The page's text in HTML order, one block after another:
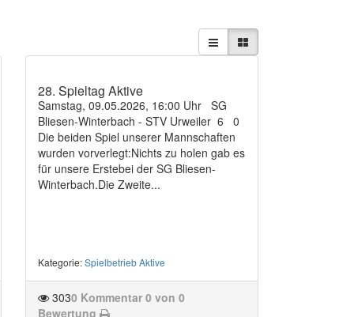
28. Spieltag Aktive
Samstag, 09.05.2026, 16:00 Uhr SG
Bliesen-Winterbach - STV Urweiler 6 0
Die beiden Spiel unserer Mannschaften
wurden vorverlegt:Nichts zu holen gab es
für unsere Erstebei der SG Bliesen-
Winterbach.Die Zweite...
Kategorie:Spielbetrieb Aktive
3030 Kommentar 0 von 0
Bewertung